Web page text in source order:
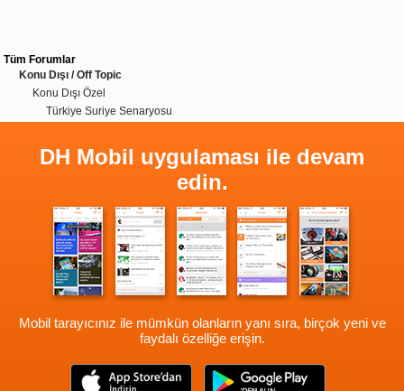
Tüm Forumlar
Konu Dışı / Off Topic
Konu Dışı Özel
Türkiye Suriye Senaryosu
DH Mobil uygulaması ile devam
edin.
Mobil tarayıcınız ile mümkün olanların yanı sıra, birçok yeni ve
faydalı özelliğe erişin.